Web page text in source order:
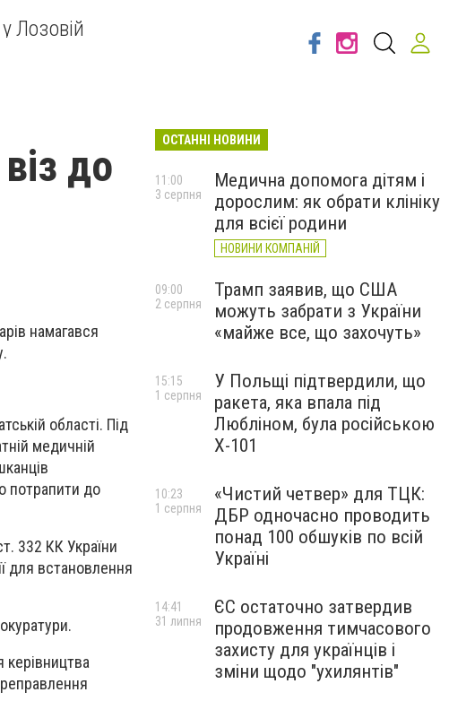
Лозовій
до
намагався
області. Під
медичній
потрапити до
332 КК України
для встановлення
ОСТАННІ НОВИНИ
Медична допомога дітям і
дорослим: як обрати клініку
для всієї родини
НОВИНИ КОМПАНІЙ
11:00
3 серпня
Трамп заявив, що США
можуть забрати з України
«майже все, що захочуть»
09:00
2 серпня
У Польщі підтвердили, що
ракета, яка впала під
Любліном, була російською
Х-101
15:15
1 серпня
«Чистий четвер» для ТЦК:
ДБР одночасно проводить
понад 100 обшуків по всій
Україні
10:23
1 серпня
ЄС остаточно затвердив
продовження тимчасового
захисту для українців і
зміни щодо "ухилянтів"
14:41
31 липня